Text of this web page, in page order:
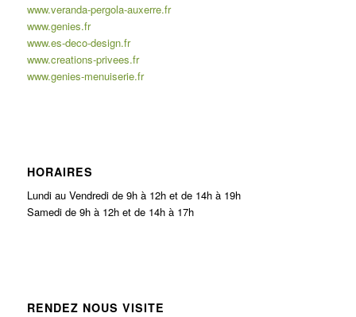
www.veranda-pergola-auxerre.fr
www.genies.fr
www.es-deco-design.fr
www.creations-privees.fr
www.genies-menuiserie.fr
HORAIRES
Lundi au Vendredi de 9h à 12h et de 14h à 19h
Samedi de 9h à 12h et de 14h à 17h
RENDEZ NOUS VISITE